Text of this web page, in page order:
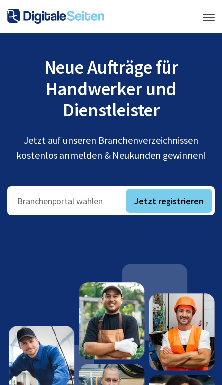
Neue Aufträge für
Handwerker und
Dienstleister
Jetzt auf unseren Branchenverzeichnissen
kostenlos anmelden & Neukunden gewinnen!
Branchenportal wählen Jetzt registrieren